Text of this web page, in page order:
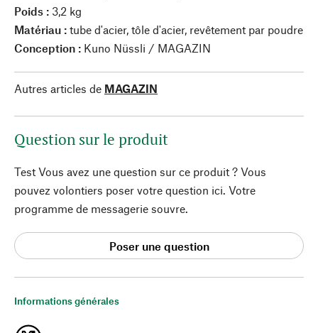
Informations générales
Poids : 3,2 kg
Matériau : tube d'acier, tôle d'acier, revêtement par poudre
Conception : Kuno Nüssli / MAGAZIN
Autres articles de MAGAZIN
Question sur le produit
Test Vous avez une question sur ce produit ? Vous
pouvez volontiers poser votre question ici. Votre
programme de messagerie souvre.
Poser une question